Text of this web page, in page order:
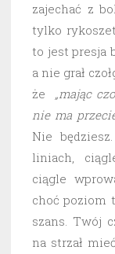
zajechać z
tylko
to jest presja
a nie grał
że „mając
nie ma
Nie
liniach,
ciągle
choć poziom
szans. Twój
na strzał